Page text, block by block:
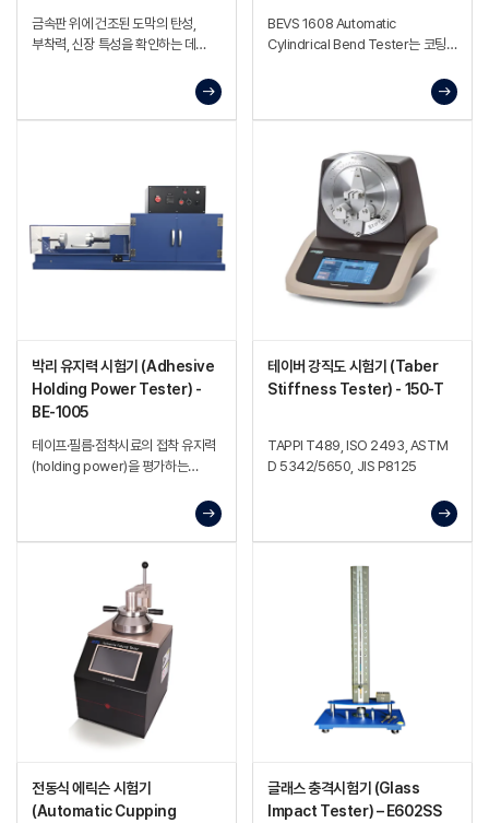
금속판 위에 건조된 도막의 탄성,
부착력, 신장 특성을 확인하는 데
BEVS 1608 Automatic
Cylindrical Bend Tester는 코팅
접착성(부착력)**을 평가하기 위한
박리 유지력 시험기 (Adhesive
Holding Power Tester) -
BE-1005
테이프·필름·점착시료의 접착 유지력
(holding power)을 평가하는
테이버 강직도 시험기 (Taber
Stiffness Tester) - 150-T
TAPPI T489, ISO 2493, ASTM
D 5342/5650, JIS P8125
전동식 에릭슨 시험기
(Automatic Cupping
글래스 충격시험기 (Glass
Impact Tester) – E602SS